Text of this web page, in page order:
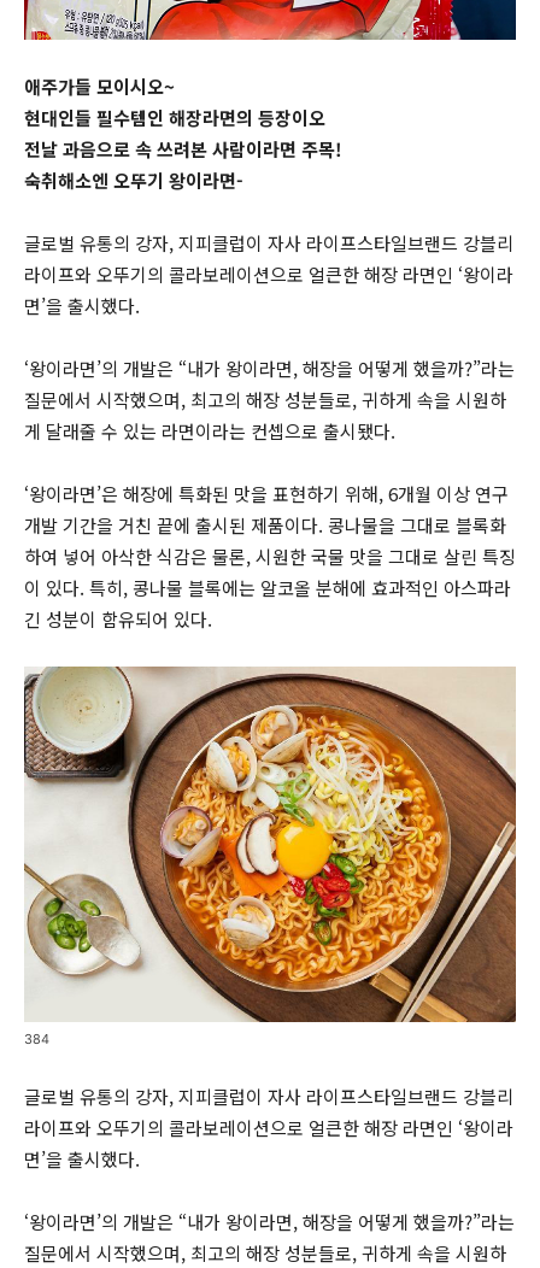
애주가들 모이시오~
현대인들 필수템인 해장라면의 등장이오
전날 과음으로 속 쓰려본 사람이라면 주목!
숙취해소엔 오뚜기 왕이라면-
글로벌 유통의 강자, 지피클럽이 자사 라이프스타일브랜드 강블리
라이프와 오뚜기의 콜라보레이션으로 얼큰한 해장 라면인 ‘왕이라
면’을 출시했다.
‘왕이라면’의 개발은 “내가 왕이라면, 해장을 어떻게 했을까?”라는
질문에서 시작했으며, 최고의 해장 성분들로, 귀하게 속을 시원하
게 달래줄 수 있는 라면이라는 컨셉으로 출시됐다.
‘왕이라면’은 해장에 특화된 맛을 표현하기 위해, 6개월 이상 연구
개발 기간을 거친 끝에 출시된 제품이다. 콩나물을 그대로 블록화
하여 넣어 아삭한 식감은 물론, 시원한 국물 맛을 그대로 살린 특징
이 있다. 특히, 콩나물 블록에는 알코올 분해에 효과적인 아스파라
긴 성분이 함유되어 있다.
384
글로벌 유통의 강자, 지피클럽이 자사 라이프스타일브랜드 강블리
라이프와 오뚜기의 콜라보레이션으로 얼큰한 해장 라면인 ‘왕이라
면’을 출시했다.
‘왕이라면’의 개발은 “내가 왕이라면, 해장을 어떻게 했을까?”라는
질문에서 시작했으며, 최고의 해장 성분들로, 귀하게 속을 시원하